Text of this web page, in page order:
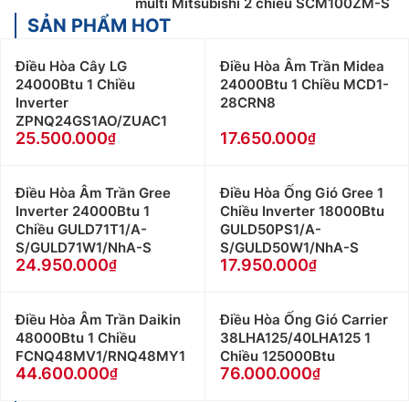
SẢN PHẨM HOT
Điều Hòa Cây LG
24000Btu 1 Chiều
Inverter
ZPNQ24GS1AO/ZUAC1
25.500.000
Điều Hòa Âm Trần Midea
24000Btu 1 Chiều MCD1-
28CRN8
17.650.000
Điều Hòa Âm Trần Gree
Inverter 24000Btu 1
Chiều GULD71T1/A-
S/GULD71W1/NhA-S
24.950.000
Điều Hòa Ống Gió Gree 1
Chiều Inverter 18000Btu
GULD50PS1/A-
S/GULD50W1/NhA-S
17.950.000
Điều Hòa Âm Trần Daikin
48000Btu 1 Chiều
FCNQ48MV1/RNQ48MY1
44.600.000
Điều Hòa Ống Gió Carrier
38LHA125/40LHA125 1
Chiều 125000Btu
76.000.000